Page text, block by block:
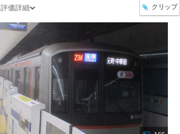
評価詳細 クリップ